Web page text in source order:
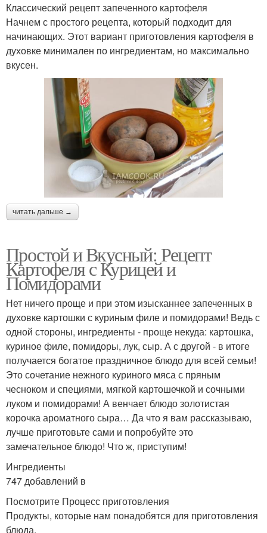
Классический рецепт запеченного картофеля
Начнем с простого рецепта, который подходит для
начинающих. Этот вариант приготовления картофеля в
духовке минимален по ингредиентам, но максимально
вкусен.
читать дальше →
Простой и Вкусный: Рецепт
Картофеля с Курицей и
Помидорами
Нет ничего проще и при этом изысканнее запеченных в
духовке картошки с куриным филе и помидорами! Ведь с
одной стороны, ингредиенты - проще некуда: картошка,
куриное филе, помидоры, лук, сыр. А с другой - в итоге
получается богатое праздничное блюдо для всей семьи!
Это сочетание нежного куриного мяса с пряным
чесноком и специями, мягкой картошечкой и сочными
луком и помидорами! А венчает блюдо золотистая
корочка ароматного сыра… Да что я вам рассказываю,
лучше приготовьте сами и попробуйте это
замечательное блюдо! Что ж, приступим!
Ингредиенты
747 добавлений в
Посмотрите Процесс приготовления
Продукты, которые нам понадобятся для приготовления
блюда.